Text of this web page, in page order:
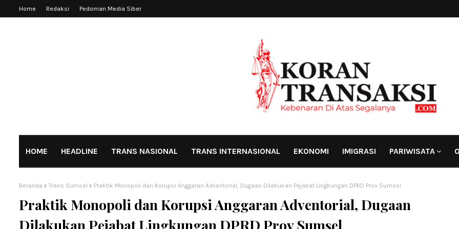
Home Redaksi Pedoman Media Siber
HOME HEADLINE TRANS NASIONAL TRANS INTERNASIONAL EKONOMI IMIGRASI PARIWISATA
Beranda Trans Sumsel Praktik Monopoli dan Korupsi Anggaran Adventorial, Dugaan Dilakukan Pejabat Lingkungan DPRD Prov Sumsel
Praktik Monopoli dan Korupsi Anggaran Adventorial, Dugaan
Dilakukan Pejabat Lingkungan DPRD Prov Sumsel